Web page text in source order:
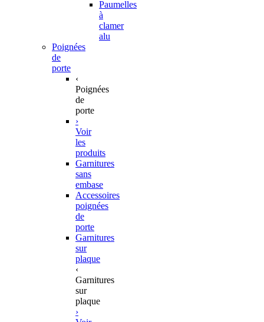
Paumelles
à
clamer
alu
Poignées
de
porte
‹
Poignées
de
porte
›
Voir
les
produits
Garnitures
sans
embase
Accessoires
poignées
de
porte
Garnitures
sur
plaque
‹
Garnitures
sur
plaque
›